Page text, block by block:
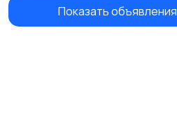
Показать объявления